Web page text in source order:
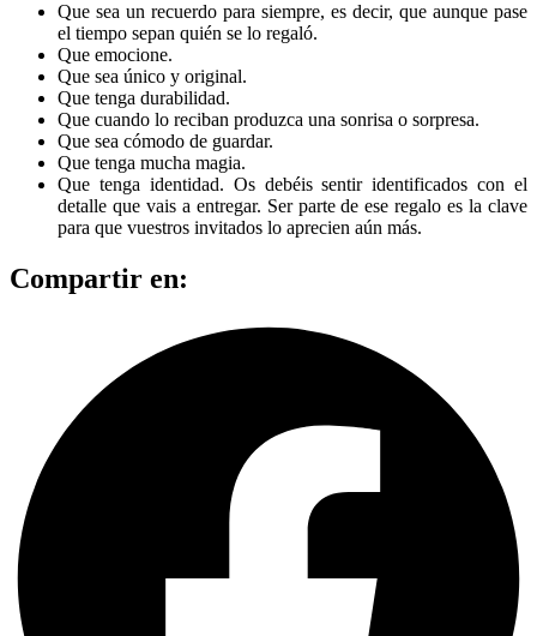
Que sea un recuerdo para siempre, es decir, que aunque pase
el tiempo sepan quién se lo regaló.
Que emocione.
Que sea único y original.
Que tenga durabilidad.
Que cuando lo reciban produzca una sonrisa o sorpresa.
Que sea cómodo de guardar.
Que tenga mucha magia.
Que tenga identidad. Os debéis sentir identificados con el
detalle que vais a entregar. Ser parte de ese regalo es la clave
para que vuestros invitados lo aprecien aún más.
Compartir en: